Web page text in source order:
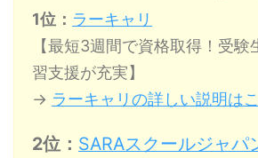
1位： ラーキャリ
【最短3週間で資格取得！受験
習支援が充実】
→ ラーキャリの詳しい説明は
2位： SARAスクールジャパ